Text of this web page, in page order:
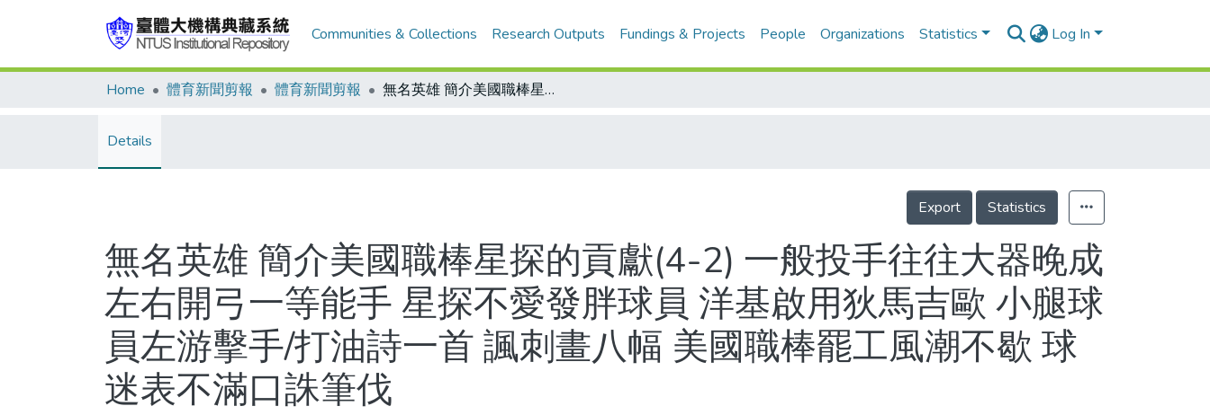
Communities & Collections Research Outputs Fundings & Projects People Organizations Statistics Log In
Home 體育新聞剪報 體育新聞剪報 無名英雄 簡介美國職棒星探的貢獻(4-2) 一般投手往往大器晚成 左右開弓一等能手 星探不愛發胖球員 洋基啟用狄馬吉歐 小腿球員左游擊手/打油詩一首 諷刺畫八幅 美國職棒罷工風潮不歇 球迷表不滿口誅筆伐
Details
Export Statistics
無名英雄 簡介美國職棒星探的貢獻(4-2) 一般投手往往大器晚成
左右開弓一等能手 星探不愛發胖球員 洋基啟用狄馬吉歐 小腿球
員左游擊手/打油詩一首 諷刺畫八幅 美國職棒罷工風潮不歇 球
迷表不滿口誅筆伐